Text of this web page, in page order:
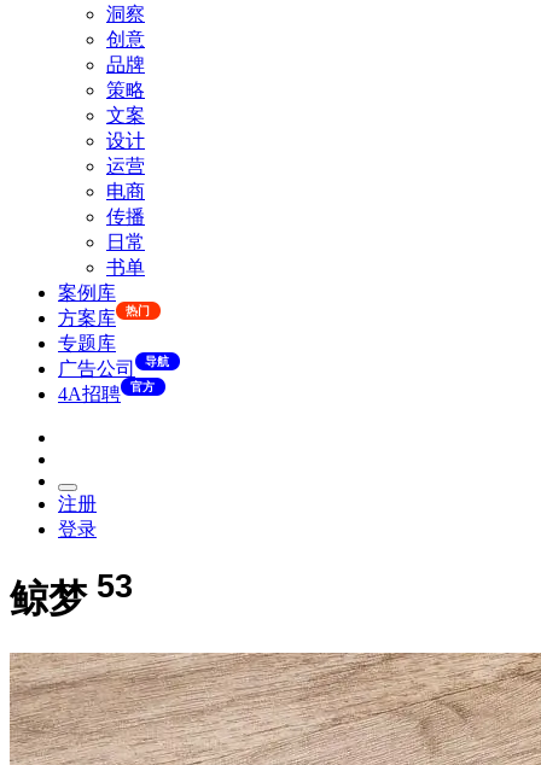
洞察
创意
品牌
策略
文案
设计
运营
电商
传播
日常
书单
案例库
方案库
热门
专题库
广告公司
导航
4A招聘 官方
注册
登录
鲸梦53